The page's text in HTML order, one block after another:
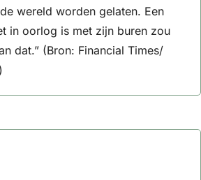
wereld worden gelaten. Een
in oorlog is met zijn buren zou
dat.” (Bron: Financial Times/